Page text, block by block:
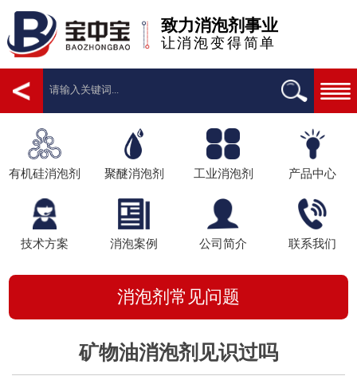
致力消泡剂事业
让消泡变得简单
有机硅消泡剂 聚醚消泡剂 工业消泡剂 产品中心
技术方案 消泡案例 公司简介 联系我们
消泡剂常见问题
矿物油消泡剂见识过吗